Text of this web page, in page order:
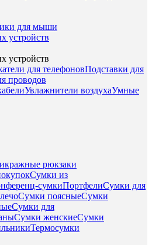
для мыши
устройств
устройств
для телефоновПодставки для
проводов
Увлажнители воздухаУмные
рюкзаки
Сумки из
сумкиПортфелиСумки для
Сумки поясныеСумки
Сумки для
Сумки женскиеСумки
Термосумки